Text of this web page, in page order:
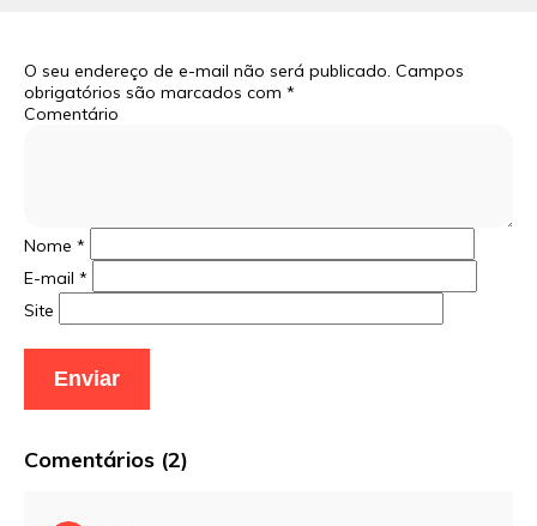
O seu endereço de e-mail não será publicado. Campos
obrigatórios são marcados com *
Comentário
Nome *
E-mail *
Site
Comentários (2)